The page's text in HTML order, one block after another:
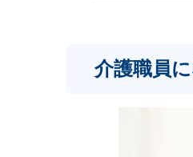
介護職員